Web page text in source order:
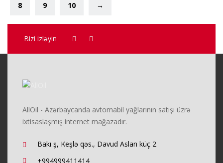
8 9 10 →
Bizi izləyin
AllOil - Azərbaycanda avtomabil yağlarının satışı üzrə
ixtisaslaşmış internet mağazadır.
Bakı ş, Keşlə qəs., Davud Aslan küç 2
+994999411414